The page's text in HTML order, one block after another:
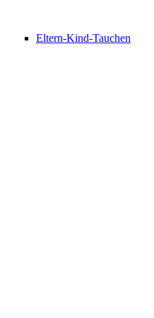
Eltern-Kind-Tauchen